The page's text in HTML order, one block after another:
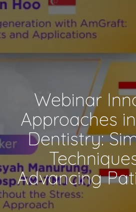
Webinar
Approaches
Dentistry:
Advancing